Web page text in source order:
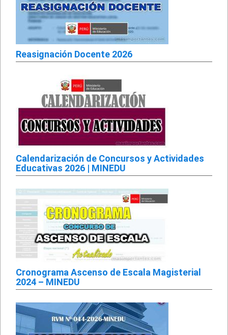
Reasignación Docente 2026
Calendarización de Concursos y Actividades
Educativas 2026 | MINEDU
Cronograma Ascenso de Escala Magisterial
2024 – MINEDU